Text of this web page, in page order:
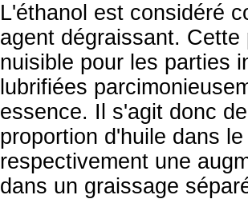
L'éthanol est considéré
agent dégraissant.
nuisible pour les parties
lubrifiées
essence. Il s'agit donc
proportion d'huile dans
respectivement une
dans un graissage